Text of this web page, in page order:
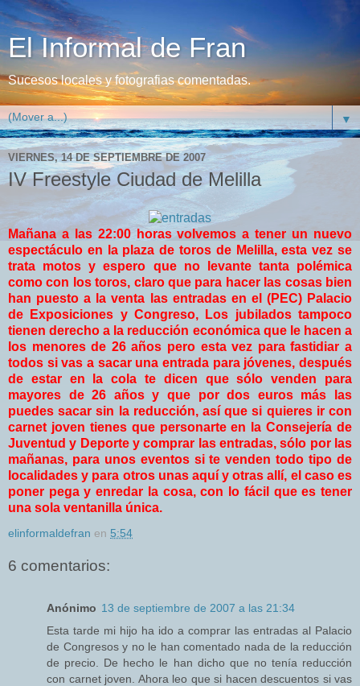
El Informal de Fran
Sucesos locales y fotografias comentadas.
▼
VIERNES, 14 DE SEPTIEMBRE DE 2007
IV Freestyle Ciudad de Melilla
Mañana a las 22:00 horas volvemos a tener un nuevo
espectáculo en la plaza de toros de Melilla, esta vez se
trata motos y espero que no levante tanta polémica
como con los toros, claro que para hacer las cosas bien
han puesto a la venta las entradas en el (PEC) Palacio
de Exposiciones y Congreso, Los jubilados tampoco
tienen derecho a la reducción económica que le hacen a
los menores de 26 años pero esta vez para fastidiar a
todos si vas a sacar una entrada para jóvenes, después
de estar en la cola te dicen que sólo venden para
mayores de 26 años y que por dos euros más las
puedes sacar sin la reducción, así que si quieres ir con
carnet joven tienes que personarte en la Consejería de
Juventud y Deporte y comprar las entradas, sólo por las
mañanas, para unos eventos si te venden todo tipo de
localidades y para otros unas aquí y otras allí, el caso es
poner pega y enredar la cosa, con lo fácil que es tener
una sola ventanilla única.
elinformaldefran en 5:54
6 comentarios:
Anónimo 13 de septiembre de 2007 a las 21:34
Esta tarde mi hijo ha ido a comprar las entradas al Palacio
de Congresos y no le han comentado nada de la reducción
de precio. De hecho le han dicho que no tenía reducción
con carnet joven. Ahora leo que si hacen descuentos si vas